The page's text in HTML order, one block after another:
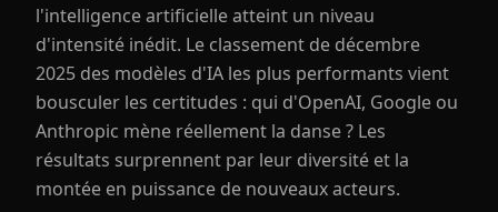
l'intelligence artificielle atteint un niveau
d'intensité inédit. Le classement de décembre
2025 des modèles d'IA les plus performants vient
bousculer les certitudes : qui d'OpenAI, Google ou
Anthropic mène réellement la danse ? Les
résultats surprennent par leur diversité et la
montée en puissance de nouveaux acteurs.